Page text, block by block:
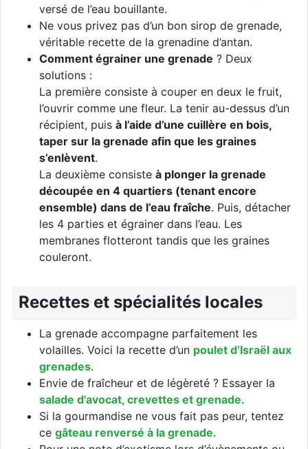
versé de l’eau bouillante.
Ne vous privez pas d’un bon sirop de grenade,
véritable recette de la grenadine d’antan.
Comment égrainer une grenade ? Deux
solutions :
La première consiste à couper en deux le fruit,
l’ouvrir comme une fleur. La tenir au-dessus d’un
récipient, puis à l’aide d’une cuillère en bois,
taper sur la grenade afin que les graines
s’enlèvent.
​La deuxième consiste à plonger la grenade
découpée en 4 quartiers (tenant encore
ensemble) dans de l’eau fraîche. Puis, détacher
les 4 parties et égrainer dans l’eau. Les
membranes flotteront tandis que les graines
couleront.
Recettes et spécialités locales
La grenade accompagne parfaitement les
volailles. Voici la recette d’un poulet d’Israël aux
grenades.
Envie de fraîcheur et de légèreté ? Essayer la
salade d'avocat, crevettes et grenade.
Si la gourmandise ne vous fait pas peur, tentez
ce gâteau renversé à la grenade.